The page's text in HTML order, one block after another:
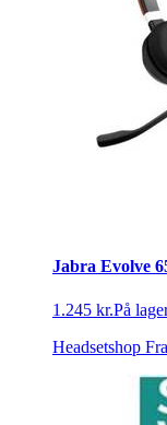
Jabra Evolve
1.245 kr.På
Headsetshop